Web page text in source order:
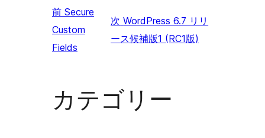
前 Secure
Custom
Fields
次 WordPress 6.7 リリ
ース候補版1 (RC1版)
カテゴリー